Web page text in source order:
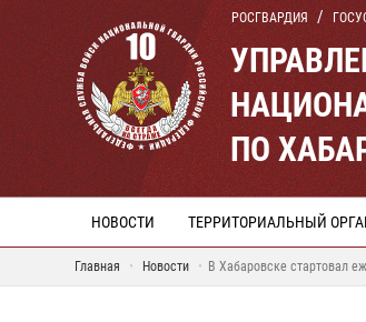
РОСГВАРДИЯ
ПО
НОВОСТИ ТЕРРИТОРИАЛЬНЫЙ
Главная Новости В Хабаровске стартовал